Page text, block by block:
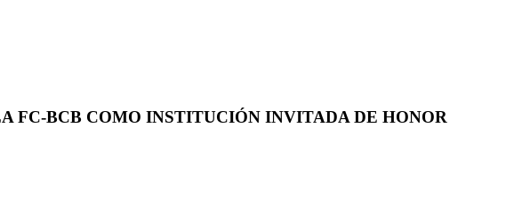
FC-BCB COMO INSTITUCIÓN INVITADA DE HONOR